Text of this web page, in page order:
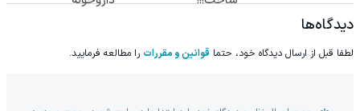
دیدگاه‌ها
لطفا قبل از ارسال دیدگاه خود، حتما قوانین و مقررات را مطالعه فرمایید.